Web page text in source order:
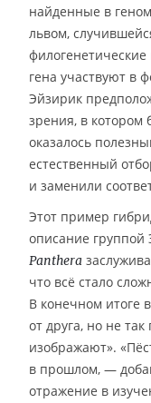
найденные в
львом,
гена участвуют в
Эйзирик
зрения, в котором
оказалось
естественный
и заменили
Этот пример
описание группой
Panthera
что всё стало
В конечном итоге
от друга, но не
изображают».
в прошлом, —
отражение в